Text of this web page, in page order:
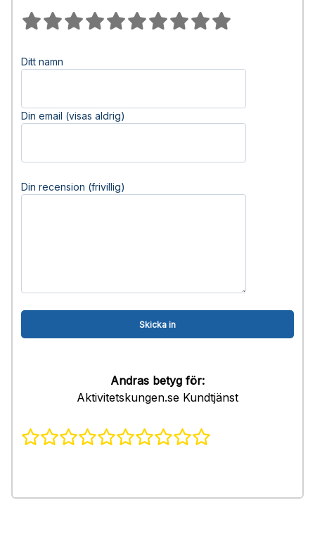
Ditt namn
Din email (visas aldrig)
Din recension (frivillig)
Andras betyg för:
Aktivitetskungen.se Kundtjänst